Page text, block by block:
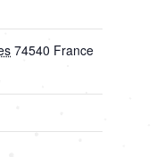
74540 France